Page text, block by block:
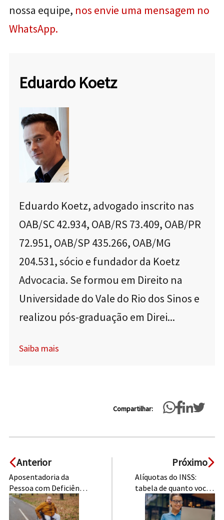
nossa equipe, nos envie uma mensagem no
WhatsApp.
Eduardo Koetz
Eduardo Koetz, advogado inscrito nas
OAB/SC 42.934, OAB/RS 73.409, OAB/PR
72.951, OAB/SP 435.266, OAB/MG
204.531, sócio e fundador da Koetz
Advocacia. Se formou em Direito na
Universidade do Vale do Rio dos Sinos e
realizou pós-graduação em Direi...
Saiba mais
Compartilhar:
Anterior
Aposentadoria da
Pessoa com Deficiência
– quem tem direito?
Próximo
Alíquotas do INSS:
tabela de quanto você
precisa contribuir!